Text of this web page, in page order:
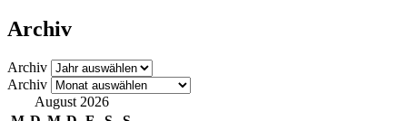
Archiv
Archiv
Archiv
August 2026